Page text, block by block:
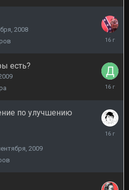
2008
26
есть?
21
по улучшению
2009